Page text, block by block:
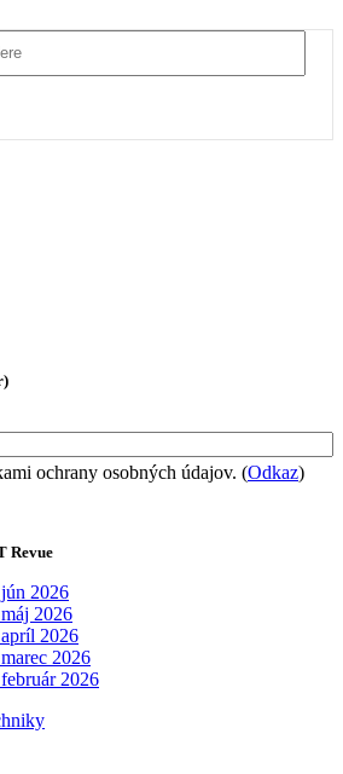
ochrany osobných údajov. (Odkaz)
Revue
2026
2026
2026
2026
2026